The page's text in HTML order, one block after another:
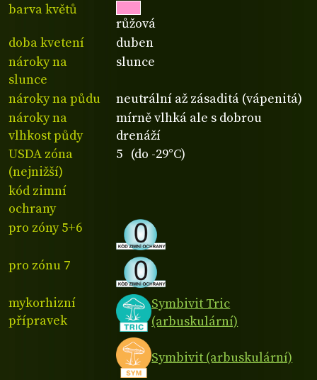
barva květů
růžová
doba kvetení
duben
nároky na
slunce
slunce
nároky na půdu
neutrální až zásaditá (vápenitá)
nároky na
vlhkost půdy
mírně vlhká ale s dobrou
drenáží
USDA zóna
(nejnižší)
5 (do -29°C)
kód zimní
ochrany
pro zóny 5+6
pro zónu 7
mykorhizní
přípravek
Symbivit Tric
(arbuskulární)
Symbivit (arbuskulární)